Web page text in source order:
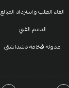
الغاء الطلب واسترداد المبالغ
الدعم الفني
مدونة فخامة دشداشتي